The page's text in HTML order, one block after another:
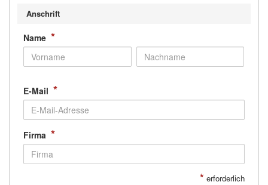
Anschrift
Name *
E-Mail *
Firma *
* erforderlich